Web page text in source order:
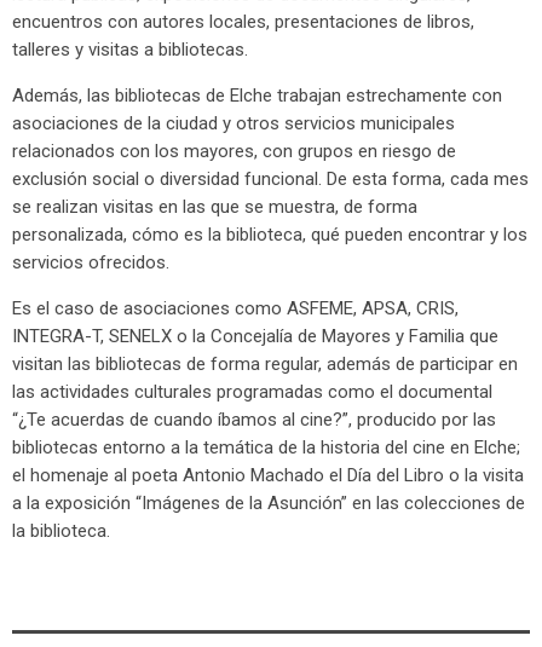
encuentros con autores locales, presentaciones de libros,
talleres y visitas a bibliotecas.
Además, las bibliotecas de Elche trabajan estrechamente con
asociaciones de la ciudad y otros servicios municipales
relacionados con los mayores, con grupos en riesgo de
exclusión social o diversidad funcional. De esta forma, cada mes
se realizan visitas en las que se muestra, de forma
personalizada, cómo es la biblioteca, qué pueden encontrar y los
servicios ofrecidos.
Es el caso de asociaciones como ASFEME, APSA, CRIS,
INTEGRA-T, SENELX o la Concejalía de Mayores y Familia que
visitan las bibliotecas de forma regular, además de participar en
las actividades culturales programadas como el documental
“¿Te acuerdas de cuando íbamos al cine?”, producido por las
bibliotecas entorno a la temática de la historia del cine en Elche;
el homenaje al poeta Antonio Machado el Día del Libro o la visita
a la exposición “Imágenes de la Asunción” en las colecciones de
la biblioteca.